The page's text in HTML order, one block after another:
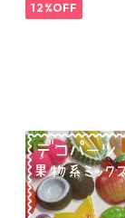
12%OFF